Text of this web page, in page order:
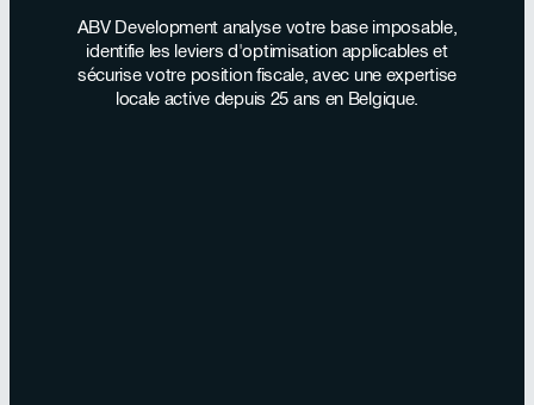
ABV Development analyse votre base imposable,
identifie les leviers d'optimisation applicables et
sécurise votre position fiscale, avec une expertise
locale active depuis 25 ans en Belgique.